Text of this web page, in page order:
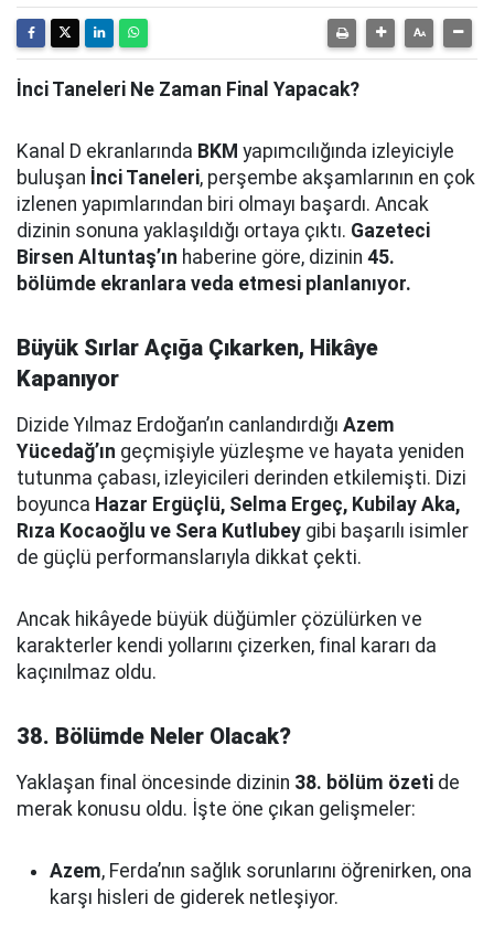
İnci Taneleri Ne Zaman Final Yapacak?
Kanal D ekranlarında BKM yapımcılığında izleyiciyle
buluşan İnci Taneleri, perşembe akşamlarının en çok
izlenen yapımlarından biri olmayı başardı. Ancak
dizinin sonuna yaklaşıldığı ortaya çıktı. Gazeteci
Birsen Altuntaş’ın haberine göre, dizinin 45.
bölümde ekranlara veda etmesi planlanıyor.
Büyük Sırlar Açığa Çıkarken, Hikâye
Kapanıyor
Dizide Yılmaz Erdoğan’ın canlandırdığı Azem
Yücedağ’ın geçmişiyle yüzleşme ve hayata yeniden
tutunma çabası, izleyicileri derinden etkilemişti. Dizi
boyunca Hazar Ergüçlü, Selma Ergeç, Kubilay Aka,
Rıza Kocaoğlu ve Sera Kutlubey gibi başarılı isimler
de güçlü performanslarıyla dikkat çekti.
Ancak hikâyede büyük düğümler çözülürken ve
karakterler kendi yollarını çizerken, final kararı da
kaçınılmaz oldu.
38. Bölümde Neler Olacak?
Yaklaşan final öncesinde dizinin 38. bölüm özeti de
merak konusu oldu. İşte öne çıkan gelişmeler:
Azem, Ferda’nın sağlık sorunlarını öğrenirken, ona
karşı hisleri de giderek netleşiyor.